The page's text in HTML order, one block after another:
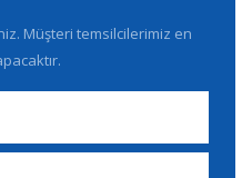
Müşteri temsilcilerimiz en